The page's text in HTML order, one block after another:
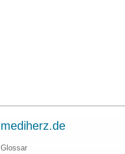
mediherz.de
Glossar